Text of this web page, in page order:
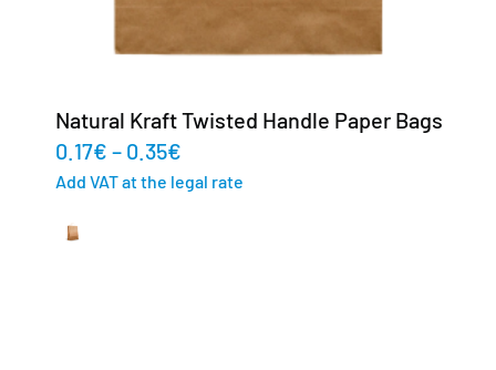
Natural Kraft Twisted Handle Paper Bags
0.17€ – 0.35€
Add VAT at the legal rate